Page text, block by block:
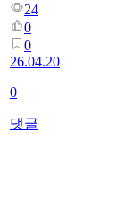
24
0
0
26.04.20
0
댓글